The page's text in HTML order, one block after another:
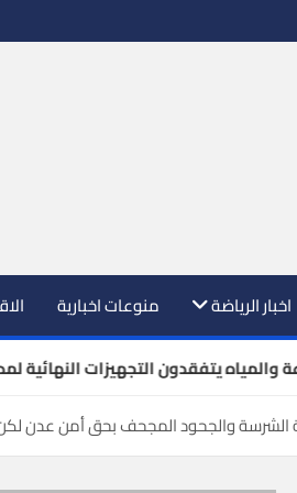
اخبار الرياضة منوعات اخبارية
الشرسة والجحود المجحف بحق أمن عدن